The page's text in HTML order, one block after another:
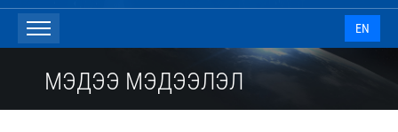
EN
МЭДЭЭ МЭДЭЭЛЭЛ